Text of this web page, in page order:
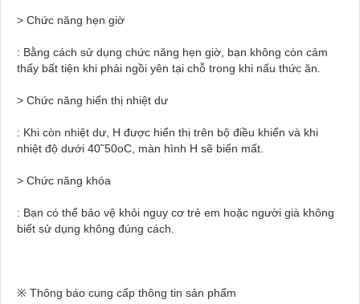
> Chức năng hẹn giờ
: Bằng cách sử dụng chức năng hẹn giờ, bạn không còn cảm
thấy bất tiện khi phải ngồi yên tại chỗ trong khi nấu thức ăn.
> Chức năng hiển thị nhiệt dư
: Khi còn nhiệt dư, H được hiển thị trên bộ điều khiển và khi
nhiệt độ dưới 40˜50oC, màn hình H sẽ biến mất.
> Chức năng khóa
: Bạn có thể bảo vệ khỏi nguy cơ trẻ em hoặc người già không
biết sử dụng không đúng cách.
※ Thông báo cung cấp thông tin sản phẩm